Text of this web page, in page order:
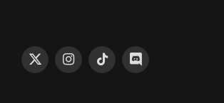
X
InstagramTikTokDiscord